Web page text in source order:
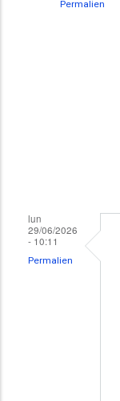
Permalien
lun
29/06/2026
- 10:11
Permalien